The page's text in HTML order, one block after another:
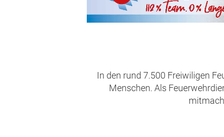
In den rund 7.500 Freiwiligen
Menschen. Als